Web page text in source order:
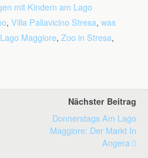
mit Kindern am Lago
, Villa Pallavicino Stresa, was
Maggiore, Zoo in Stresa,
Nächster Beitrag
Donnerstags Am Lago
Maggiore: Der Markt In
Angera